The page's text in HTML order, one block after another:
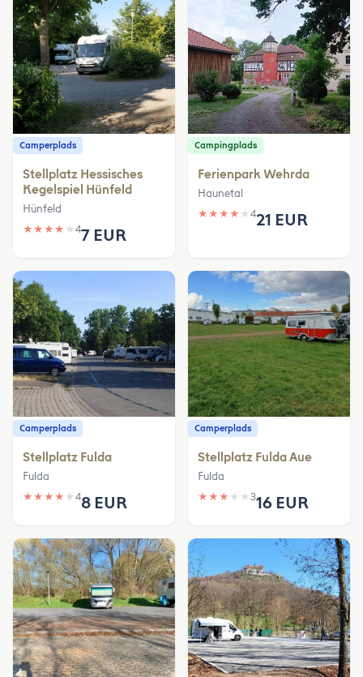
Camperplads
Stellplatz Hessisches
Kegelspiel Hünfeld
Hünfeld
★ ★ ★ ★ ★ 47 EUR
Campingplads
Ferienpark Wehrda
Haunetal
★ ★ ★ ★ ★ 421 EUR
Camperplads
Stellplatz Fulda
Fulda
★ ★ ★ ★ ★ 48 EUR
Camperplads
Stellplatz Fulda Aue
Fulda
★ ★ ★ ★ ★ 316 EUR